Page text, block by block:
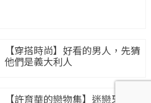
【穿搭時尚】好看的男人，先猜
他們是義大利人